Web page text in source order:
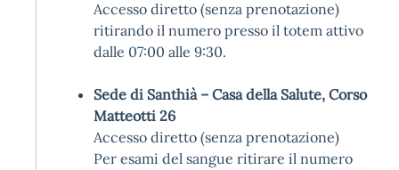
Accesso diretto (senza prenotazione)
ritirando il numero presso il totem attivo
dalle 07:00 alle 9:30.
Sede di Santhià – Casa della Salute, Corso
Matteotti 26
Accesso diretto (senza prenotazione)
Per esami del sangue ritirare il numero